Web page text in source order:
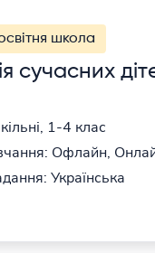
школа
сучасних
1-4 клас
Офлайн,
Українська